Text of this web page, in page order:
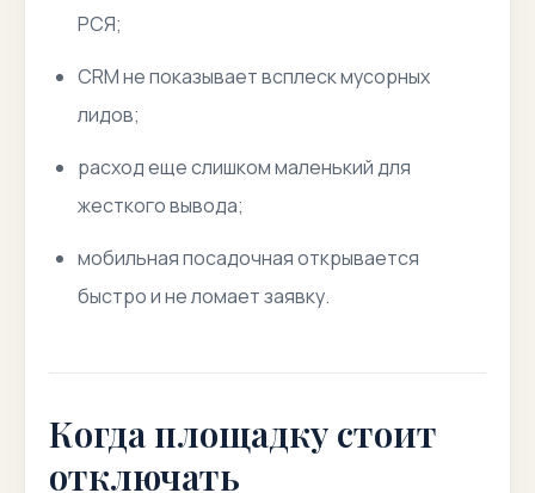
РСЯ;
CRM не показывает всплеск мусорных
лидов;
расход еще слишком маленький для
жесткого вывода;
мобильная посадочная открывается
быстро и не ломает заявку.
Когда площадку стоит
отключать